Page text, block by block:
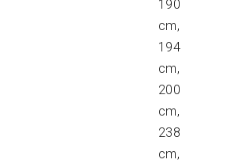
190
cm,
194
cm,
200
cm,
238
cm,